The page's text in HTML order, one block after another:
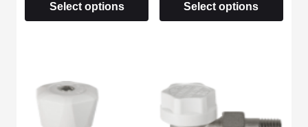
Select options Select options